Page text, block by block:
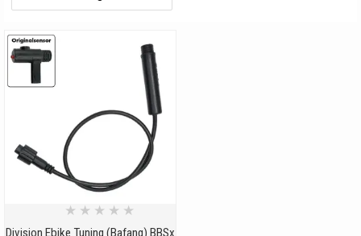
Division Ebike Tuning (Bafang) BBSx
★ ★ ★ ★ ★